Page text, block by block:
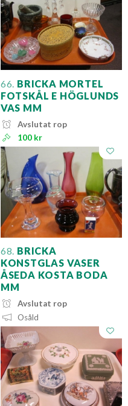
66. BRICKA MORTEL
FOTSKÅL E HÖGLUNDS
VAS MM
Avslutat rop
100 kr
68. BRICKA
KONSTGLAS VASER
ÅSEDA KOSTA BODA
MM
Avslutat rop
Osåld